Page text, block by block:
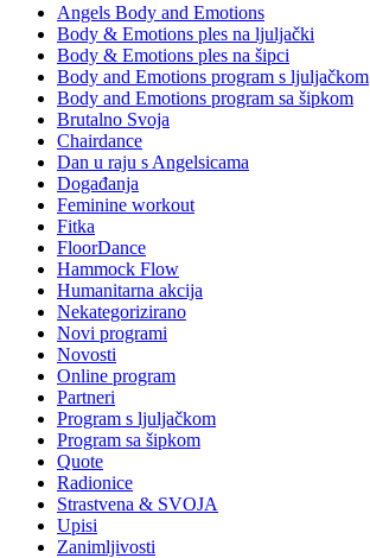
Angels Body and Emotions
Body & Emotions ples na ljuljački
Body & Emotions ples na šipci
Body and Emotions program s ljuljačkom
Body and Emotions program sa šipkom
Brutalno Svoja
Chairdance
Dan u raju s Angelsicama
Događanja
Feminine workout
Fitka
FloorDance
Hammock Flow
Humanitarna akcija
Nekategorizirano
Novi programi
Novosti
Online program
Partneri
Program s ljuljačkom
Program sa šipkom
Quote
Radionice
Strastvena & SVOJA
Upisi
Zanimljivosti